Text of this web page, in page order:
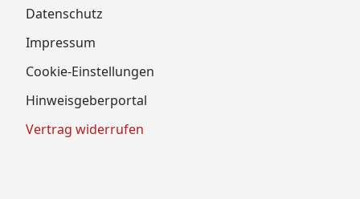
Datenschutz
Impressum
Cookie-Einstellungen
Hinweisgeberportal
Vertrag widerrufen